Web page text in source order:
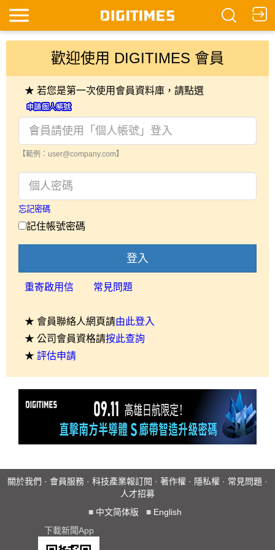
歡迎使用 DIGITIMES 會員
★ 若您是第一次使用會員資料庫，請點選
【範例：user@company.com】
忘記密碼
記住帳號密碼
登入
重寄啟用信 常見問題
★ 會員聯絡人網頁請由此登入
★ 公司會員資格請按此查詢
★ 評估申請
關於我們 · 會員服務 · 科技產業報訂閱 · 著作權 · 隱私權 · 常見問題 ·
人才招募
■ 中文简体版 ■ English
下載新聞App